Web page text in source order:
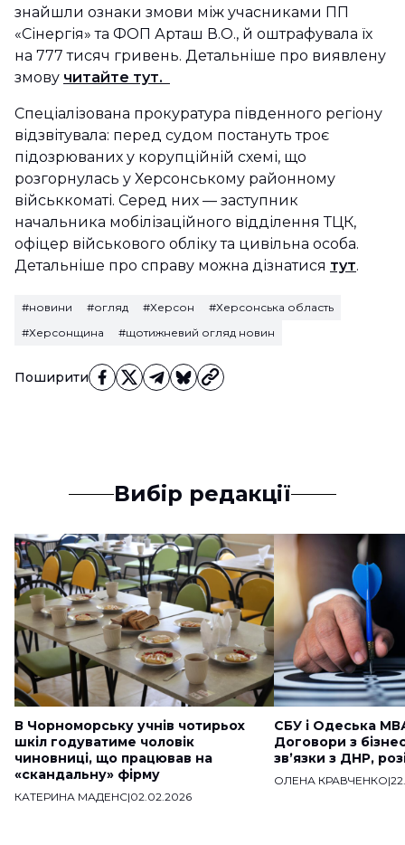
Поширити
знайшли ознаки змови між учасниками ПП
«Сінергія» та ФОП Арташ В.О., й оштрафувала їх
на 777 тисяч гривень. Детальніше про виявлену
змову читайте тут.
Спеціалізована прокуратура південного регіону
відзвітувала: перед судом постануть троє
підозрюваних у корупційній схемі, що
розгорнулась у Херсонському районному
військкоматі. Серед них — заступник
начальника мобілізаційного відділення ТЦК,
офіцер військового обліку та цивільна особа.
Детальніше про справу можна дізнатися тут.
#новини #огляд #Херсон
#Херсонська область
#Херсонщина
#щотижневий огляд новин
Вибір редакції
В Чорноморську учнів чотирьох
шкіл годуватиме чоловік
чиновниці, що працював на
«скандальну» фірму
КАТЕРИНА МАДЕНС|02.02.2026
СБУ і Одеська
Договори з
звʼязки з ДНР,
ОЛЕНА КРАВЧЕНКО|